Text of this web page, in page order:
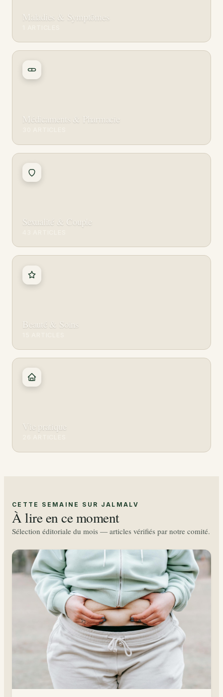
Maladies & Symptômes
Médicaments & Pharmacie
Sexualité & Couple
Beauté & Soins
Vie pratique
CETTE SEMAINE SUR JALMALV
À lire en ce moment
Sélection éditoriale du mois — articles vérifiés par notre comité.